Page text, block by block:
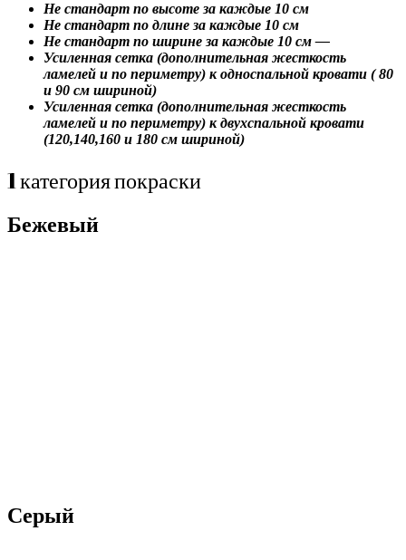
Не стандарт по высоте за каждые 10 см
Не стандарт по длине за каждые 10 см
Не стандарт по ширине за каждые 10 см —
Усиленная сетка (дополнительная жесткость
ламелей и по периметру) к односпальной кровати ( 80
и 90 см шириной)
Усиленная сетка (дополнительная жесткость
ламелей и по периметру) к двухспальной кровати
(120,140,160 и 180 см шириной)
1 категория покраски
Бежевый
Серый